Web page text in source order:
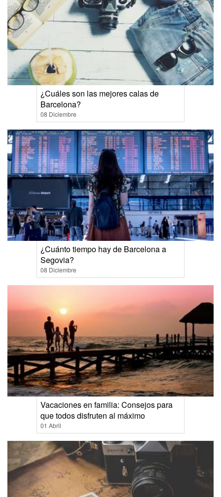
¿Cuáles son las mejores calas de
Barcelona?
08 Diciembre
¿Cuánto tiempo hay de Barcelona a
Segovia?
08 Diciembre
Vacaciones en familia: Consejos para
que todos disfruten al máximo
01 Abril